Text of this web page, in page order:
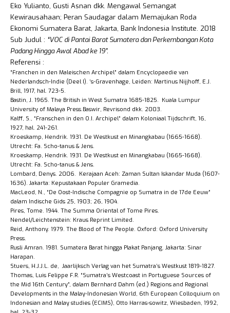
Eko Yulianto, Gusti Asnan dkk. Mengawal Semangat
Kewirausahaan; Peran Saudagar dalam Memajukan Roda
Ekonomi Sumatera Barat, Jakarta, Bank Indonesia Institute. 2018
Sub Judul : “VOC di Pantai Barat Sumatera dan Perkembangan Kota
Padang Hingga Awal Abad ke 19”.
Referensi :
“Franchen in den Maleischen Archipel” dalam Encyclopaedie van
Nederlandsch-Indie (Deel I). ‘s-Gravenhage, Leiden: Martinus Nijjhoff, E.J.
Brill, 1917, hal. 723-5.
Bastin, J. 1965. The British in West Sumatra 1685-1825. Kuala Lumpur
University of Malaya Press.Baswir, Revrisond dkk. 2003.
Kalff, S., “Franschen in den O.I. Archipel” dalam Koloniaal Tijdschrift, 16,
1927, hal. 241-261.
Kroeskamp, Hendrik. 1931. De Westkust en Minangkabau (1665-1668).
Utrecht: Fa. Scho-tanus & Jens.
Kroeskamp, Hendrik. 1931. De Westkust en Minangkabau (1665-1668).
Utrecht: Fa. Scho-tanus & Jens.
Lombard, Denys. 2006. Kerajaan Aceh: Zaman Sultan Iskandar Muda (1607-
1636). Jakarta: Kepustakaan Populer Gramedia.
MacLeod, N., “De Oost-Indische Compagnie op Sumatra in de 17de Eeuw”
dalam Indische Gids 25, 1903; 26, 1904.
Pires, Tome. 1944. The Summa Oriental of Tome Pires.
Nendel/Leichtenstein: Kraus Reprint Limited.
Reid, Anthony. 1979. The Blood of The People. Oxford: Oxford University
Press.
Rusli Amran. 1981. Sumatera Barat hingga Plakat Panjang. Jakarta: Sinar
Harapan.
Stuers, H.J.J.L. de, Jaarlijksch Verlag van het Sumatra’s Westkust 1819-1827.
Thomas, Luis Felippe F.R. “Sumatra’s Westcoast in Portuguese Sources of
the Mid 16th Century”, dalam Bernhard Dahm (ed.) Regions and Regional
Developments in the Malay-Indonesian World, 6th European Colloquium on
Indonesian and Malay studies (ECIMS), Otto Harras-sowitz, Wiesbaden, 1992,